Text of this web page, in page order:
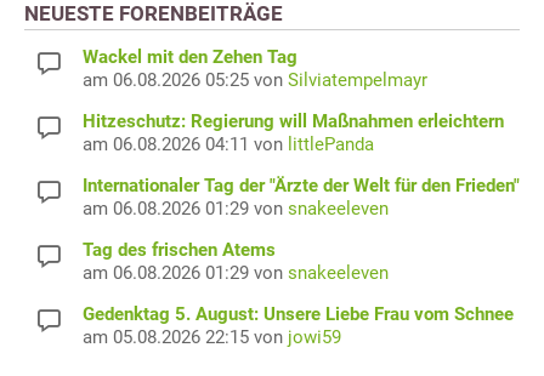
NEUESTE FORENBEITRÄGE
Wackel mit den Zehen Tag
am 06.08.2026 05:25 von Silviatempelmayr
Hitzeschutz: Regierung will Maßnahmen erleichtern
am 06.08.2026 04:11 von littlePanda
Internationaler Tag der "Ärzte der Welt für den Frieden"
am 06.08.2026 01:29 von snakeeleven
Tag des frischen Atems
am 06.08.2026 01:29 von snakeeleven
Gedenktag 5. August: Unsere Liebe Frau vom Schnee
am 05.08.2026 22:15 von jowi59